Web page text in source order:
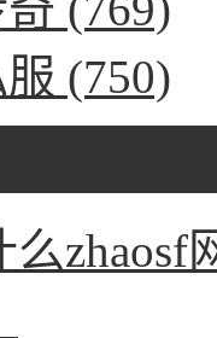
(750)
么